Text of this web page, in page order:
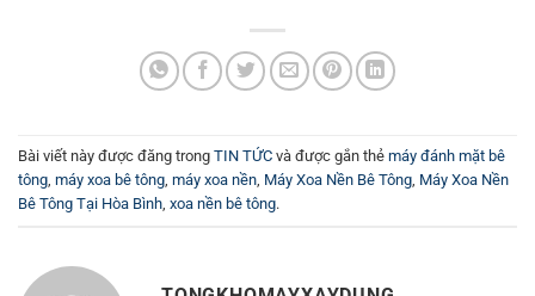
Bài viết này được đăng trong TIN TỨC và được gắn thẻ máy đánh mặt bê
tông máy xoa bê tông máy xoa nền Máy Xoa Nền Bê Tông Máy Xoa Nền
Bê Tông Tại Hòa Bình xoa nền bê tông.